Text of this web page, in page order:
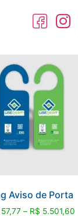
Aviso de Porta
57,77 – R$ 5.501,60